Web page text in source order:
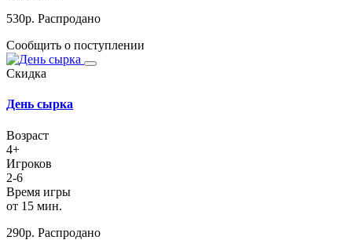
530р. Распродано
Сообщить о поступлении
Скидка
День сырка
Возраст
4+
Игроков
2-6
Время игры
от 15 мин.
290р. Распродано